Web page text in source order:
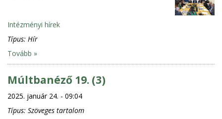
Intézményi hírek
Típus: Hír
Tovább »
Múltbanéző 19. (3)
2025. január 24. - 09:04
Típus: Szöveges tartalom